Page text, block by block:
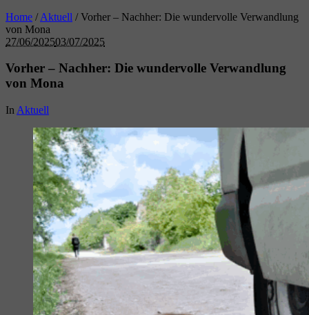
Home /Aktuell /Vorher – Nachher: Die wundervolle Verwandlung
von Mona
27/06/202503/07/2025
Vorher – Nachher: Die wundervolle Verwandlung
von Mona
In Aktuell